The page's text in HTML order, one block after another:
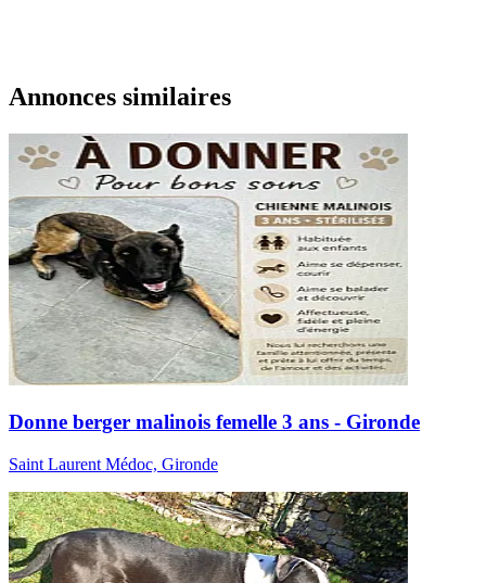
Annonces similaires
Donne berger malinois femelle 3 ans - Gironde
Saint Laurent Médoc, Gironde